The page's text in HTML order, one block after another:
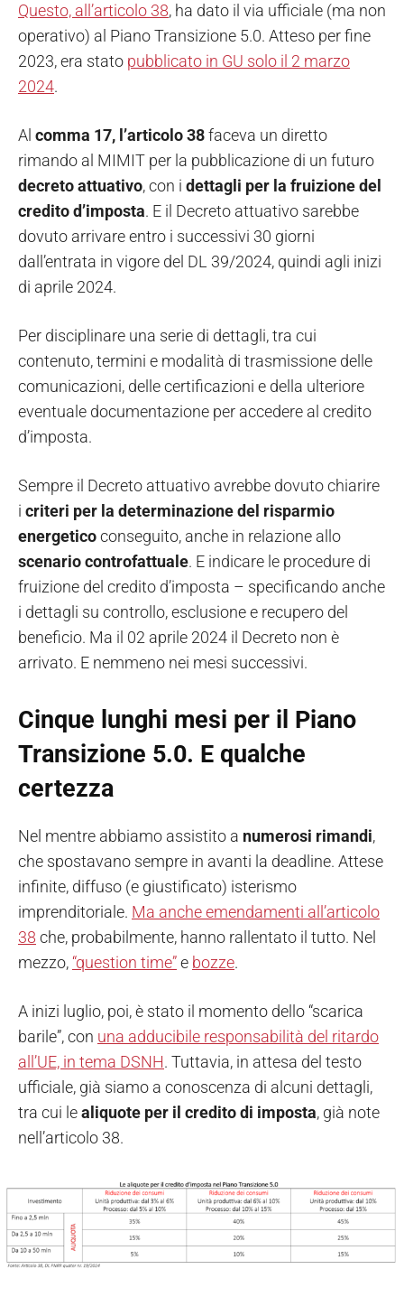
Questo, all’articolo 38, ha dato il via ufficiale (ma non
operativo) al Piano Transizione 5.0. Atteso per fine
2023, era stato pubblicato in GU solo il 2 marzo
2024.
Al comma 17, l’articolo 38faceva un diretto
rimando al MIMIT per la pubblicazione di un futuro
decretoattuativo, con i dettagli per la fruizione del
credito d’imposta. E il Decreto attuativo sarebbe
dovuto arrivare entro i successivi 30 giorni
dall’entrata in vigore del DL 39/2024, quindi agli inizi
di aprile 2024.
Per disciplinare una serie di dettagli, tra cui
contenuto, termini e modalità di trasmissione delle
comunicazioni, delle certificazioni e della ulteriore
eventuale documentazione per accedere al credito
d’imposta.
Sempre il Decreto attuativo avrebbe dovuto chiarire
i criteri per la determinazione del risparmio
energeticoconseguito, anche in relazione allo
scenario controfattuale. E indicare le procedure di
fruizione del credito d’imposta – specificando anche
i dettagli su controllo, esclusione e recupero del
beneficio. Ma il 02 aprile 2024 il Decreto non è
arrivato. E nemmeno nei mesi successivi.
Cinque lunghi mesi per il Piano
Transizione 5.0. E qualche
certezza
Nel mentre abbiamo assistito a numerosi rimandi,
che spostavano sempre in avanti la deadline. Attese
infinite, diffuso (e giustificato) isterismo
imprenditoriale. Ma anche emendamenti all’articolo
38 che, probabilmente, hanno rallentato il tutto. Nel
mezzo,“question time”e bozze.
A inizi luglio, poi, è stato il momento dello “scarica
barile”, con una adducibile responsabilità del ritardo
all’UE, in tema DSNH. Tuttavia, in attesa del testo
ufficiale, già siamo a conoscenza di alcuni dettagli,
tra cui lealiquote per il creditodi imposta, già note
nell’articolo 38.